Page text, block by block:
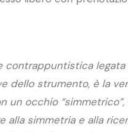
contrappuntistica
dello strumento, è la
un occhio
alla simmetria e alla